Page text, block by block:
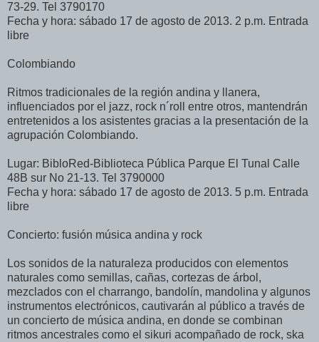
73-29. Tel 3790170
Fecha y hora: sábado 17 de agosto de 2013. 2 p.m. Entrada
libre
Colombiando
Ritmos tradicionales de la región andina y llanera,
influenciados por el jazz, rock n´roll entre otros, mantendrán
entretenidos a los asistentes gracias a la presentación de la
agrupación Colombiando.
Lugar: BibloRed-Biblioteca Pública Parque El Tunal Calle
48B sur No 21-13. Tel 3790000
Fecha y hora: sábado 17 de agosto de 2013. 5 p.m. Entrada
libre
Concierto: fusión música andina y rock
Los sonidos de la naturaleza producidos con elementos
naturales como semillas, cañas, cortezas de árbol,
mezclados con el charrango, bandolín, mandolina y algunos
instrumentos electrónicos, cautivarán al público a través de
un concierto de música andina, en donde se combinan
ritmos ancestrales como el sikuri acompañado de rock, ska